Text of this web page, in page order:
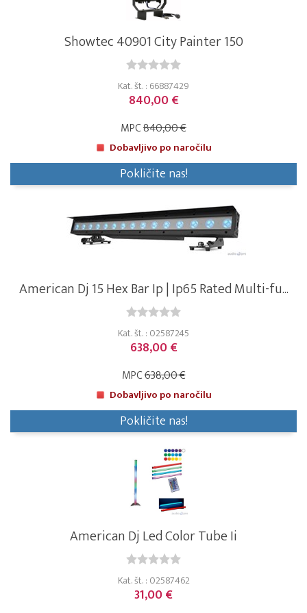
Showtec 40901 City Painter 150
Kat. št. : 66887429
840,00 €
MPC840,00 €
Dobavljivo po naročilu
Pokličite nas!
American Dj 15 Hex Bar Ip | Ip65 Rated Multi-fu...
Kat. št. : 02587245
638,00 €
MPC638,00 €
Dobavljivo po naročilu
Pokličite nas!
American Dj Led Color Tube Ii
Kat. št. : 02587462
31,00 €